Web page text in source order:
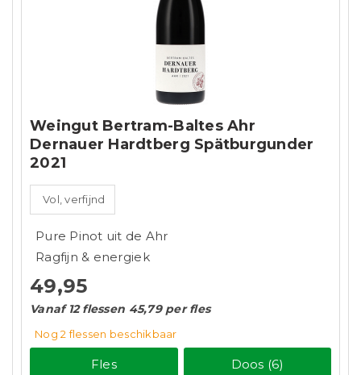
Weingut Bertram-Baltes Ahr
Dernauer Hardtberg Spätburgunder
2021
Vol, verfijnd
Pure Pinot uit de Ahr
Ragfijn & energiek
49,95
Vanaf 12 flessen 45,79 per fles
Nog 2flessen beschikbaar
Fles Doos (6)